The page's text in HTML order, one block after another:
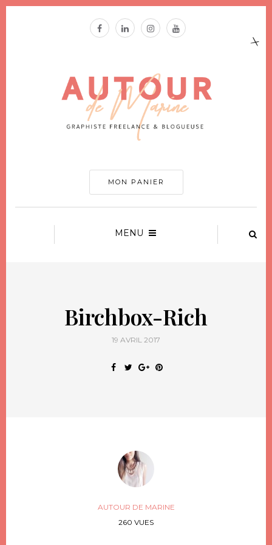
MON PANIER
MENU
Birchbox-Rich
19 AVRIL 2017
AUTOUR DE MARINE
260 VUES